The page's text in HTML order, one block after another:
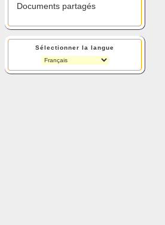
Documents partagés
Sélectionner la langue